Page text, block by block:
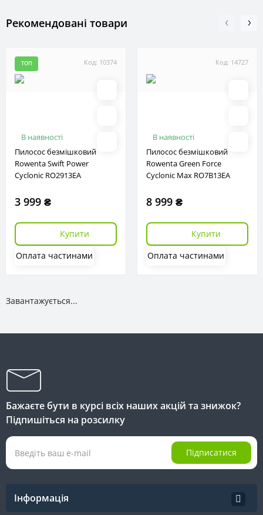
Рекомендовані товари
Код: 10374
ТОП
В наявності
Пилосос безмішковий
Rowenta Swift Power
Cyclonic RO2913EA
3 999 ₴
Купити
Оплата частинами
Код: 14727
В наявності
Пилосос безмішковий
Rowenta Green Force
Cyclonic Max RO7B13EA
8 999 ₴
Купити
Оплата частинами
Завантажується...
Бажаєте бути в курсі всіх наших акцій та знижок?
Підпишіться на розсилку
Підписатися
Інформація